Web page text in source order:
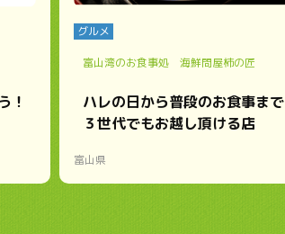
！
グルメ
富山湾のお食事処 海鮮問屋柿の匠
ハレの日から普段のお食事まで
３世代でもお越し頂ける店
富山県